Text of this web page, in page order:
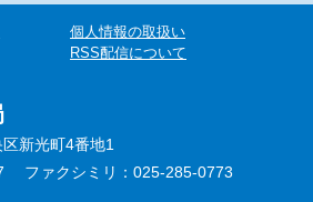
個人情報の取扱い
RSS配信について
新光町4番地1
ファクシミリ：025-285-0773